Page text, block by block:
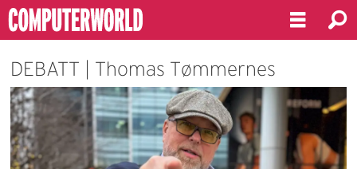
DEBATT | Thomas Tømmernes